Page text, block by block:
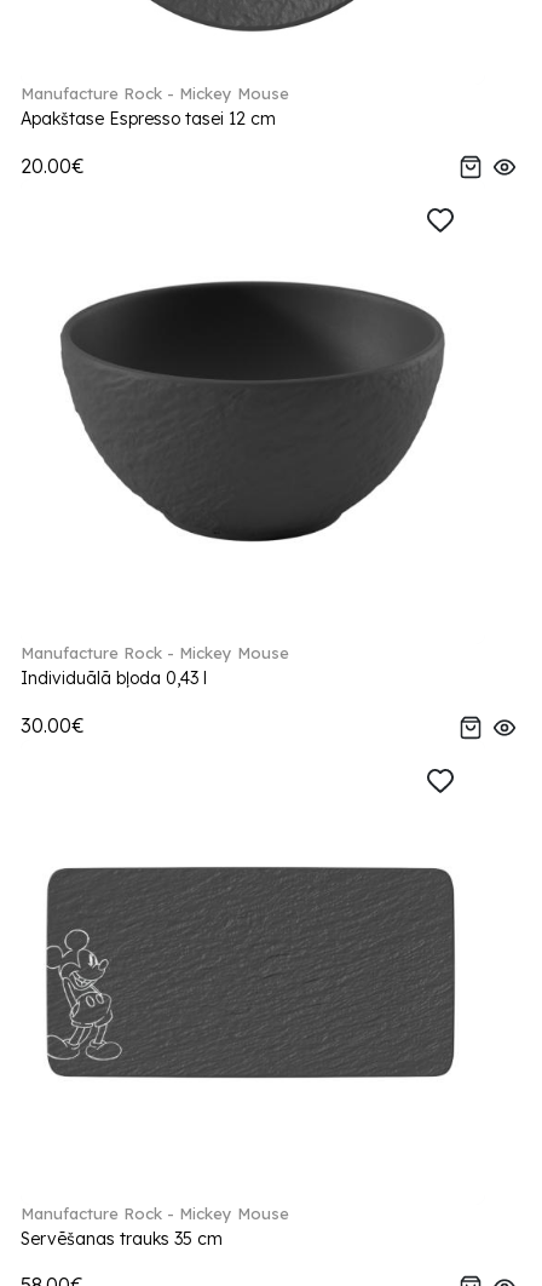
Manufacture Rock - Mickey Mouse
Apakštase Espresso tasei 12 cm
20.00€
Manufacture Rock - Mickey Mouse
Individuālā bļoda 0,43 l
30.00€
Manufacture Rock - Mickey Mouse
Servēšanas trauks 35 cm